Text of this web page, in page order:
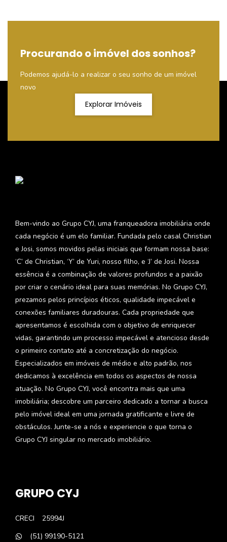
Procurando o imóvel dos sonhos?
Podemos ajudá-lo a realizar o seu sonho de um imóvel
novo
Explorar Imóveis
Bem-vindo ao Grupo CYJ, uma franqueadora imobiliária onde
cada negócio é um elo familiar. Fundada pelo casal Christian
e Josi, somos movidos pelas iniciais que formam nossa base:
‘C’ de Christian, ‘Y’ de Yuri, nosso filho, e ‘J’ de Josi. Nossa
essência é a combinação de valores profundos e a paixão
por criar o cenário ideal para suas memórias. No Grupo CYJ,
prezamos pelos princípios éticos, qualidade impecável e
conexões familiares duradouras. Cada propriedade que
apresentamos é escolhida com o objetivo de enriquecer
vidas, garantindo um processo impecável e atencioso desde
o primeiro contato até a concretização do negócio.
Especializados em imóveis de médio e alto padrão, nos
dedicamos à excelência em todos os aspectos de nossa
atuação. No Grupo CYJ, você encontra mais que uma
imobiliária; descobre um parceiro dedicado a tornar a busca
pelo imóvel ideal em uma jornada gratificante e livre de
obstáculos. Junte-se a nós e experiencie o que torna o
Grupo CYJ singular no mercado imobiliário.
GRUPO CYJ
CRECI
25994J
(51) 99190-5121